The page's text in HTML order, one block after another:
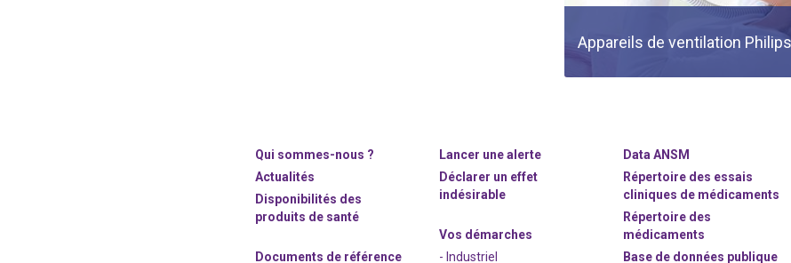
Appareils de ventilation Philips
Qui sommes-nous ?
Actualités
Disponibilités des
produits de santé
Documents de référence
Lancer une alerte
Déclarer un effet
indésirable
Vos démarches
- Industriel
Data ANSM
Répertoire des essais
cliniques de médicaments
Répertoire des
médicaments
Base de données publique